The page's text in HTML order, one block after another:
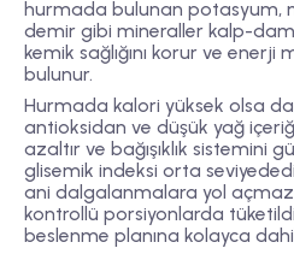
hurmada bulunan potasyum,
demir gibi mineraller kalp-
kemik sağlığını korur ve enerji
bulunur.
Hurmada kalori yüksek olsa
antioksidan ve düşük yağ
azaltır ve bağışıklık sistemini
glisemik indeksi orta
ani dalgalanmalara yol
kontrollü porsiyonlarda
beslenme planına kolayca